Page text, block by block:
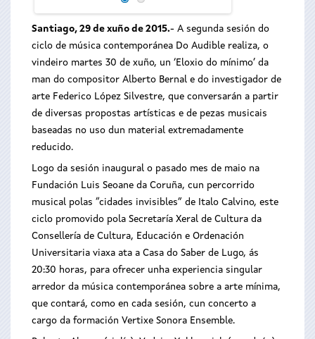
Santiago, 29 de xuño de 2015.- A segunda sesión do
ciclo de música contemporánea Do Audible realiza, o
vindeiro martes 30 de xuño, un ‘Eloxio do mínimo’ da
man do compositor Alberto Bernal e do investigador de
arte Federico López Silvestre, que conversarán a partir
de diversas propostas artísticas e de pezas musicais
baseadas no uso dun material extremadamente
reducido.
Logo da sesión inaugural o pasado mes de maio na
Fundación Luis Seoane da Coruña, cun percorrido
musical polas “cidades invisibles” de Italo Calvino, este
ciclo promovido pola Secretaría Xeral de Cultura da
Consellería de Cultura, Educación e Ordenación
Universitaria viaxa ata a Casa do Saber de Lugo, ás
20:30 horas, para ofrecer unha experiencia singular
arredor da música contemporánea sobre a arte mínima,
que contará, como en cada sesión, cun concerto a
cargo da formación Vertixe Sonora Ensemble.